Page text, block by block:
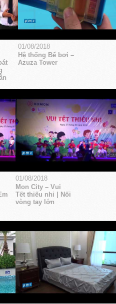
01/08/2018
Hệ thống Bể bơi –
Azuza Tower
01/08/2018
Mon City – Vui
Tết thiếu nhi | Nối
vòng tay lớn